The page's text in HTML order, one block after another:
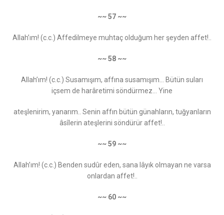
~~ 57 ~~
Allah’ım! (c.c.) Affedilmeye muhtaç olduğum her şeyden affet!..
~~ 58 ~~
Allah’ım! (c.c.) Susamışım, affına susamışım... Bütün suları
içsem de harâretimi söndürmez… Yine
ateşlenirim, yanarım.. Senin affın bütün günahların, tuğyanların
âsîlerin ateşlerini söndürür affet!..
~~ 59 ~~
Allah’ım! (c.c.) Benden sudûr eden, sana lâyık olmayan ne varsa
onlardan affet!..
~~ 60 ~~